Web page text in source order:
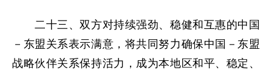
二十三、双方对持续强劲、稳健和互惠的中国
－东盟关系表示满意，将共同努力确保中国－东盟
战略伙伴关系保持活力，成为本地区和平、稳定、